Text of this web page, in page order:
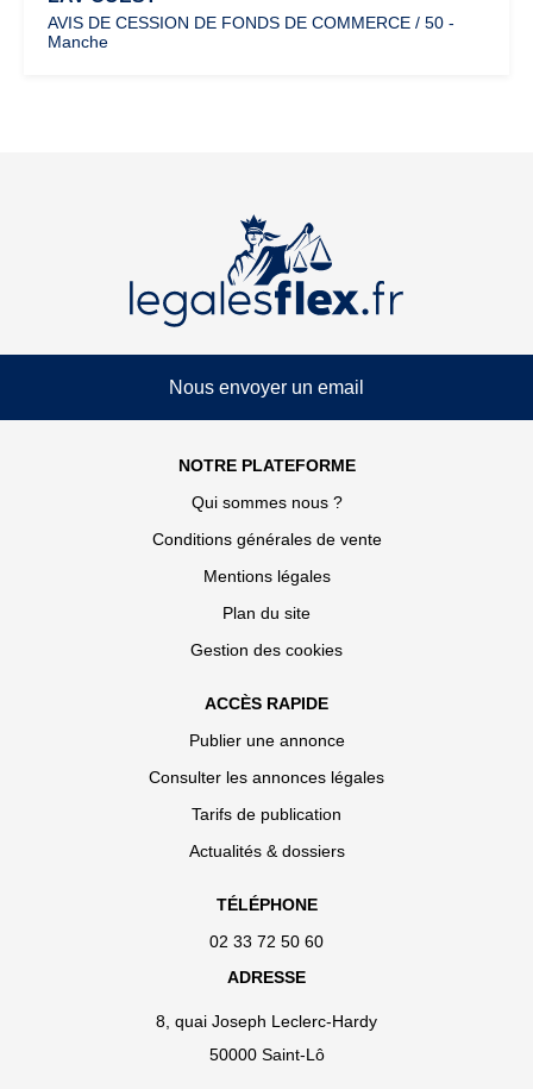
AVIS DE CESSION DE FONDS DE COMMERCE / 50 -
Manche
Nous envoyer un email
NOTRE PLATEFORME
Qui sommes nous ?
Conditions générales de vente
Mentions légales
Plan du site
Gestion des cookies
ACCÈS RAPIDE
Publier une annonce
Consulter les annonces légales
Tarifs de publication
Actualités & dossiers
TÉLÉPHONE
02 33 72 50 60
ADRESSE
8, quai Joseph Leclerc-Hardy
50000 Saint-Lô